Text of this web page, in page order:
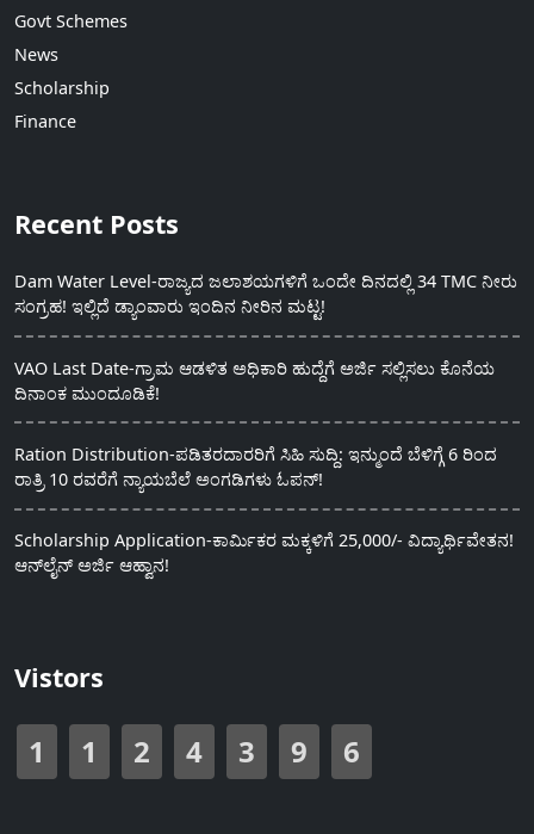
Govt Schemes
News
Scholarship
Finance
Recent Posts
Dam Water Level-ರಾಜ್ಯದ ಜಲಾಶಯಗಳಿಗೆ ಒಂದೇ ದಿನದಲ್ಲಿ 34 TMC ನೀರು
ಸಂಗ್ರಹ! ಇಲ್ಲಿದೆ ಡ್ಯಾಂವಾರು ಇಂದಿನ ನೀರಿನ ಮಟ್ಟ!
VAO Last Date-ಗ್ರಾಮ ಆಡಳಿತ ಅಧಿಕಾರಿ ಹುದ್ದೆಗೆ ಅರ್ಜಿ ಸಲ್ಲಿಸಲು ಕೊನೆಯ
ದಿನಾಂಕ ಮುಂದೂಡಿಕೆ!
Ration Distribution-ಪಡಿತರದಾರರಿಗೆ ಸಿಹಿ ಸುದ್ದಿ: ಇನ್ಮುಂದೆ ಬೆಳಿಗ್ಗೆ 6 ರಿಂದ
ರಾತ್ರಿ 10 ರವರೆಗೆ ನ್ಯಾಯಬೆಲೆ ಅಂಗಡಿಗಳು ಓಪನ್!
Scholarship Application-ಕಾರ್ಮಿಕರ ಮಕ್ಕಳಿಗೆ 25,000/- ವಿದ್ಯಾರ್ಥಿವೇತನ!
ಆನ್‍ಲೈನ್ ಅರ್ಜಿ ಆಹ್ವಾನ!
Vistors
1 1 2 4 3 9 6